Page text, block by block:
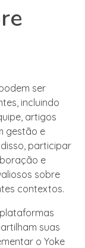
ser
incluindo
artigos
gestão e
participar
e
sobre
contextos.
suas
o Yoke